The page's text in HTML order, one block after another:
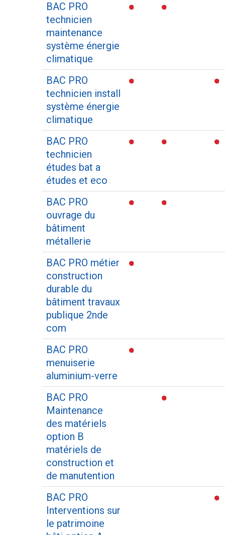
BAC PRO
technicien
maintenance
système énergie
climatique
BAC PRO
technicien install
système énergie
climatique
BAC PRO
technicien
études bat a
études et eco
BAC PRO
ouvrage du
bâtiment
métallerie
BAC PRO métier
construction
durable du
bâtiment travaux
publique 2nde
com
BAC PRO
menuiserie
aluminium-verre
BAC PRO
Maintenance
des matériels
option B
matériels de
construction et
de manutention
BAC PRO
Interventions sur
le patrimoine